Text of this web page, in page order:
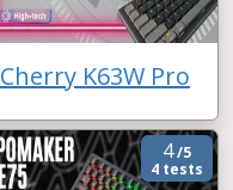
Cherry K63W Pro
4/5
4 tests